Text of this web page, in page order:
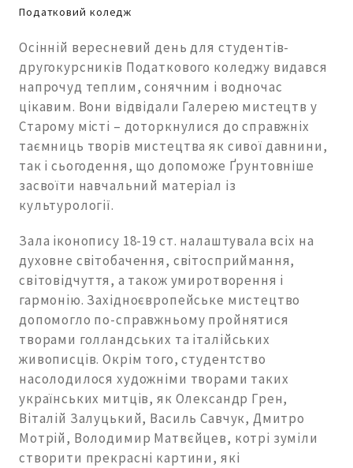
Податковий коледж
Осінній вересневий день для студентів-
другокурсників Податкового коледжу видався
напрочуд теплим, сонячним і водночас
цікавим. Вони відвідали Галерею мистецтв у
Старому місті – доторкнулися до справжніх
таємниць творів мистецтва як сивої давнини,
так і сьогодення, що допоможе Ґрунтовніше
засвоїти навчальний матеріал із
культурології.
Зала іконопису 18-19 ст. налаштувала всіх на
духовне світобачення, світосприймання,
світовідчуття, а також умиротворення і
гармонію. Західноєвропейське мистецтво
допомогло по-справжньому пройнятися
творами голландських та італійських
живописців. Окрім того, студентство
насолодилося художніми творами таких
українських митців, як Олександр Грен,
Віталій Залуцький, Василь Савчук, Дмитро
Мотрій, Володимир Матвєйцев, котрі зуміли
створити прекрасні картини, які